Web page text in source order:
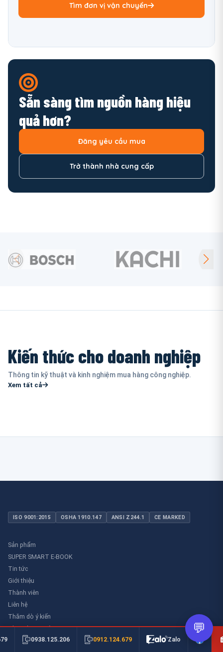
Tìm đơn vị vận chuyển
Sẵn sàng tìm nguồn hàng hiệu
quả hơn?
Đăng yêu cầu mua
Trở thành nhà cung cấp
Kiến thức cho doanh nghiệp
Thông tin kỹ thuật và kinh nghiệm mua hàng công nghiệp.
Xem tất cả
ISO 9001:2015 OSHA 1910.147 ANSI Z244.1 CE MARKED
Sản phẩm
SUPER SMART E-BOOK
Tin tức
Giới thiệu
Thành viên
Liên hệ
Thăm dò ý kiến
Thư viên an toàn
0938.125.206 0912.124.679 Zalo
💬